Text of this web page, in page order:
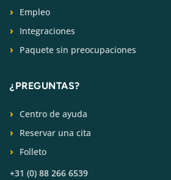
Empleo
Integraciones
Paquete sin preocupaciones
¿PREGUNTAS?
Centro de ayuda
Reservar una cita
Folleto
+31 (0) 88 266 6539